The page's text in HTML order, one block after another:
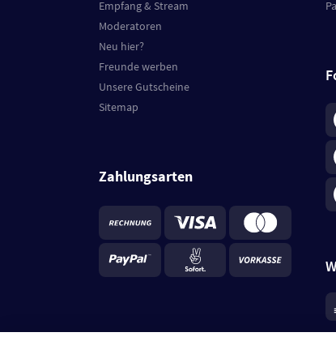
Empfang & Stream
Moderatoren
Neu hier?
Freunde werben
Unsere Gutscheine
Sitemap
Zahlungsarten
*